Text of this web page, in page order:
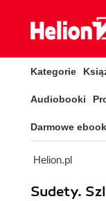
Kategorie
Audiobooki
Darmowe
Helion.pl
Sudety.